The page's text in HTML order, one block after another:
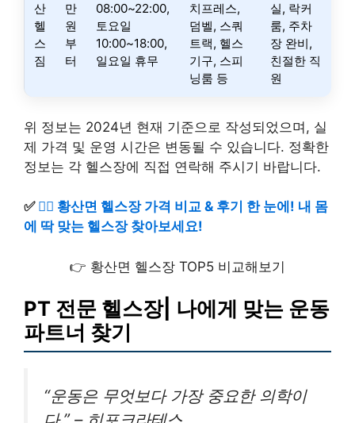
산
헬
스
짐
만
원
부
터
08:00~22:00,
토요일
10:00~18:00,
일요일 휴무
치프레스,
덤벨, 스쿼
트랙, 헬스
기구, 스피
닝룸 등
실, 락커
룸, 주차
장 완비,
친절한 직
원
위 정보는 2024년 현재 기준으로 작성되었으며, 실
제 가격 및 운영 시간은 변동될 수 있습니다. 정확한
정보는 각 헬스장에 직접 연락해 주시기 바랍니다.
✅ 🏋️‍♀️ 황산면 헬스장 가격 비교 & 후기 한 눈에! 내 몸
에 딱 맞는 헬스장 찾아보세요!
👉 황산면 헬스장 TOP5 비교해보기
PT 전문 헬스장| 나에게 맞는 운동
파트너 찾기
“운동은 무엇보다 가장 중요한 의학이